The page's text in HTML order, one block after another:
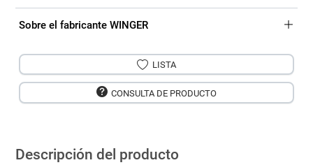
Sobre el fabricante WINGER
LISTA
CONSULTA DE PRODUCTO
Descripción del producto